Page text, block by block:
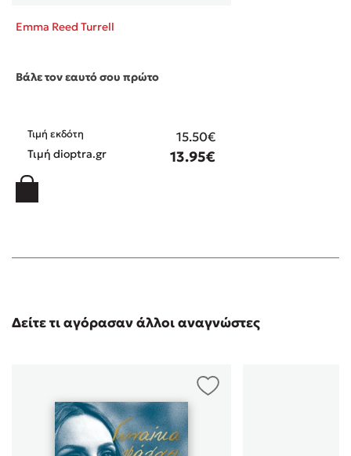
Emma Reed Turrell
Βάλε τον εαυτό σου πρώτο
Τιμή εκδότη 15.50€
Τιμή dioptra.gr 13.95€
Δείτε τι αγόρασαν άλλοι αναγνώστες